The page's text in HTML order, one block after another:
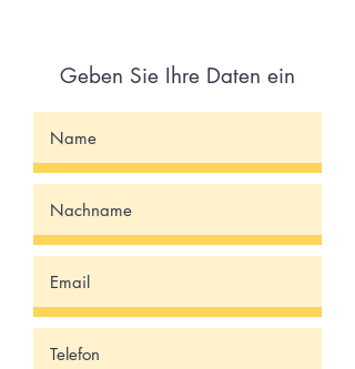
Geben Sie Ihre Daten ein